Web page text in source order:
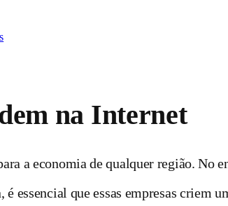
na Internet
a economia de qualquer região. No
é essencial que essas empresas